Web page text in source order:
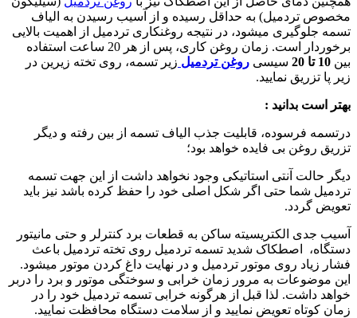
مخصوص تردمیل) به حداقل رسیده و از آسیب رسیدن به الیاف
تسمه جلوگیری میشود، در نتیجه روغنکاری تردمیل از اهمیت بالایی
برخوردار است. زمان روغن کاری، پس از هر 20 ساعت استفاده
بین 10 تا 20 سیسی روغن تردمیل زیر تسمه، روی تخته زیرین در
زیر پا تزریق نمایید.
بهتر است بدانید :
درتسمه فرسوده، قابلیت جذب الیاف تسمه از بین رفته و دیگر
تزریق روغن بی فایده خواهد بود؛
دیگر حالت آنتی استاتیکی وجود نخواهد داشت از این جهت تسمه
تردمیل شما حتی اگر شکل اصلی خود را حفظ کرده باشد نیز باید
تعویض گردد.
آسیب جدی الکتریسیته ساکن به قطعات برد کنترلر و حتی مانیتور
دستگاه، اصطکاک شدید تسمه تردمیل روی تخته تردمیل باعث
فشار زیاد روی موتور تردمیل و در نهایت داغ کردن موتور میشود.
این موضوعات به مرور زمان خرابی و سوختگی موتور و برد را دربر
خواهد داشت. لذا قبل از هرگونه خرابی تسمه تردمیل خود را در
زمان کوتاه تعویض نمایید و از سلامت دستگاه محافظت نمایید.